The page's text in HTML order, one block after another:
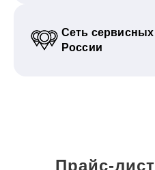
Сеть
России
Прайс-